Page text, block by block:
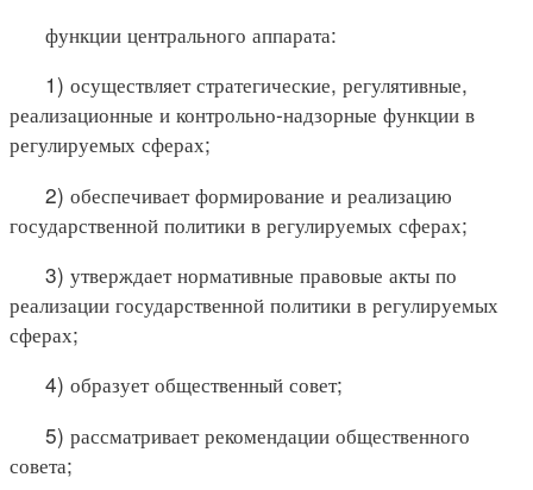
функции центрального аппарата:
1) осуществляет стратегические, регулятивные,
реализационные и контрольно-надзорные функции в
регулируемых сферах;
2) обеспечивает формирование и реализацию
государственной политики в регулируемых сферах;
3) утверждает нормативные правовые акты по
реализации государственной политики в регулируемых
сферах;
4) образует общественный совет;
5) рассматривает рекомендации общественного
совета;